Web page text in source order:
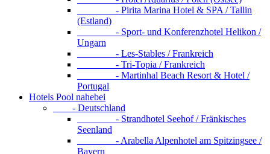
- Pirita Marina Hotel & SPA / Tallin
(Estland)
- Sport- und Konferenzhotel Helikon /
Ungarn
- Les-Stables / Frankreich
- Tri-Topia / Frankreich
- Martinhal Beach Resort & Hotel /
Portugal
Hotels Pool nahebei
- Deutschland
- Strandhotel Seehof / Fränkisches
Seenland
- Arabella Alpenhotel am Spitzingsee /
Bayern